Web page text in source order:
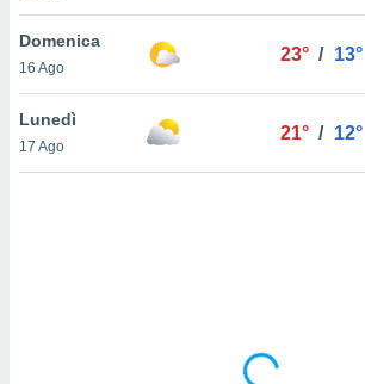
a piè
del
Domenica
16 Ago
23° / 13°
Lunedì
17 Ago
21° / 12°